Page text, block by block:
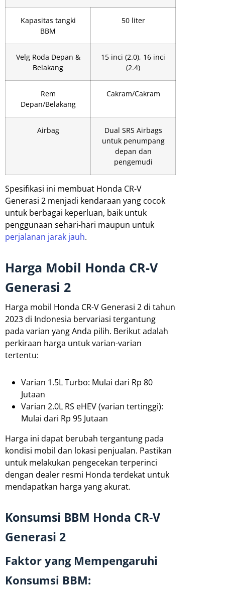
Kapasitas tangki
BBM
50 liter
Velg Roda Depan &
Belakang
15 inci (2.0), 16 inci
(2.4)
Rem
Depan/Belakang
Cakram/Cakram
Airbag
Dual SRS Airbags
untuk penumpang
depan dan
pengemudi
Spesifikasi ini membuat Honda CR-V
Generasi 2 menjadi kendaraan yang cocok
untuk berbagai keperluan, baik untuk
penggunaan sehari-hari maupun untuk
perjalanan jarak jauh.
Harga Mobil Honda CR-V
Generasi 2
Harga mobil Honda CR-V Generasi 2 di tahun
2023 di Indonesia bervariasi tergantung
pada varian yang Anda pilih. Berikut adalah
perkiraan harga untuk varian-varian
tertentu:
Varian 1.5L Turbo: Mulai dari Rp 80
Jutaan
Varian 2.0L RS eHEV (varian tertinggi):
Mulai dari Rp 95 Jutaan
Harga ini dapat berubah tergantung pada
kondisi mobil dan lokasi penjualan. Pastikan
untuk melakukan pengecekan terperinci
dengan dealer resmi Honda terdekat untuk
mendapatkan harga yang akurat.
Konsumsi BBM Honda CR-V
Generasi 2
Faktor yang Mempengaruhi
Konsumsi BBM: